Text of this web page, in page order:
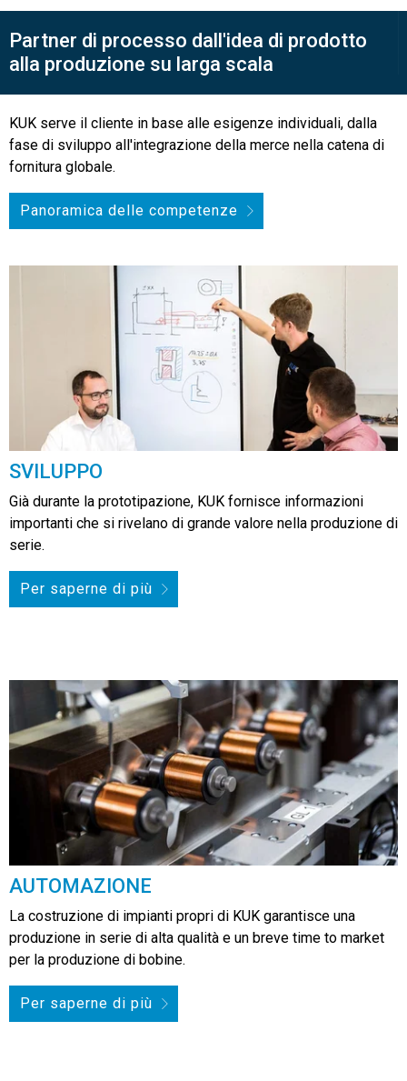
Partner di processo dall'idea di prodotto
alla produzione su larga scala
KUK serve il cliente in base alle esigenze individuali, dalla
fase di sviluppo all'integrazione della merce nella catena di
fornitura globale.
Panoramica delle competenze
SVILUPPO
Già durante la prototipazione, KUK fornisce informazioni
importanti che si rivelano di grande valore nella produzione di
serie.
Per saperne di più
AUTOMAZIONE
La costruzione di impianti propri di KUK garantisce una
produzione in serie di alta qualità e un breve time to market
per la produzione di bobine.
Per saperne di più